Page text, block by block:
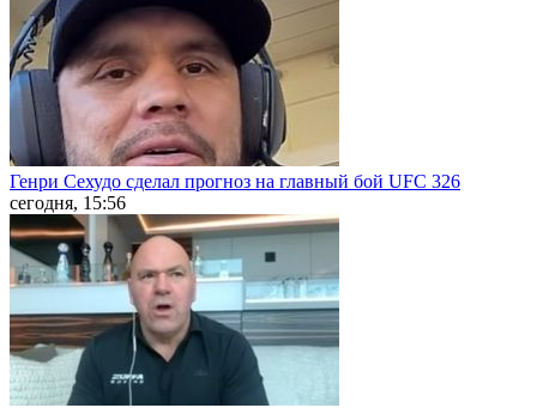
Генри Сехудо сделал прогноз на главный бой UFC 326
сегодня, 15:56